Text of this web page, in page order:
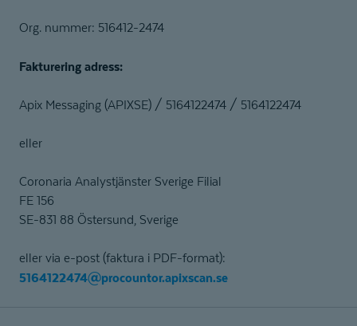
Org. nummer: 516412-2474
Fakturering adress:
Apix Messaging (APIXSE) / 5164122474 / 5164122474
eller
Coronaria Analystjänster Sverige Filial
FE 156
SE-831 88 Östersund, Sverige
eller via e-post (faktura i PDF-format):
5164122474@procountor.apixscan.se